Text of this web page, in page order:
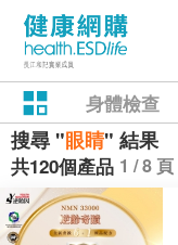
身體檢查
搜尋 "眼睛" 結果
共120個產品 1 / 8 頁